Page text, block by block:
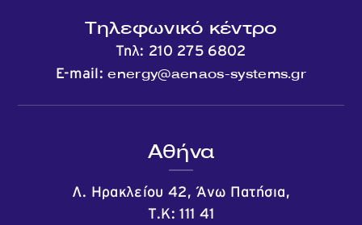
Τηλεφωνικό κέντρο
Τηλ: 210 275 6802
E-mail:energy@aenaos-systems.gr
Αθήνα
Λ. Ηρακλείου 42, Άνω Πατήσια,
Τ.Κ: 111 41